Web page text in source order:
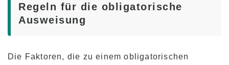
Regeln für die obligatorische
Ausweisung
Die Faktoren, die zu einem obligatorischen